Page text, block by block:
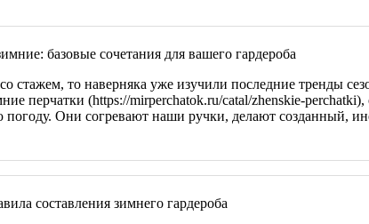
базовые сочетания для вашего гардероба
стажем, то наверняка уже изучили последние тренды
перчатки (https://mirperchatok.ru/catal/zhenskie-
погоду. Они согревают наши ручки, делают созданный,
составления зимнего гардероба